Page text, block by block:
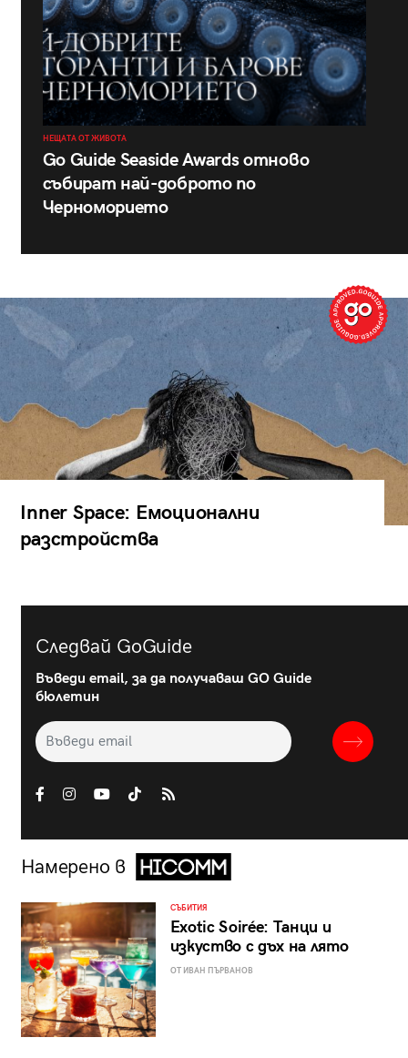
НЕЩАТА ОТ ЖИВОТА
Go Guide Seaside Awards отново
събират най-доброто по
Черноморието
Inner Space: Емоционални
разстройства
Следвай GoGuide
Въведи email, за да получаваш GO Guide
бюлетин
Намерено в
СЪБИТИЯ
Exotic Soirée: Танци и
изкуство с дъх на лято
ОТ ИВАН ПЪРВАНОВ